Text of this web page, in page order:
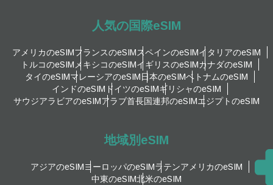
人気の国際eSIM
アメリカのeSIMフランスのeSIMスペインのeSIMイタリアのeSIM
トルコのeSIM メキシコのeSIMイギリスのeSIMカナダのeSIM
タイのeSIMマレーシアのeSIM日本のeSIMベトナムのeSIM
インドのeSIM ドイツのeSIMギリシャのeSIM
サウジアラビアのeSIMアラブ首長国連邦のeSIMエジプトのeSIM
地域別eSIM
アジアのeSIMヨーロッパのeSIMラテンアメリカのeSIM
中東のeSIM北米のeSIM